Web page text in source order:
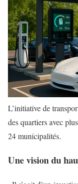
L’initiative de
des quartiers avec
24 municipalités.
Une vision du